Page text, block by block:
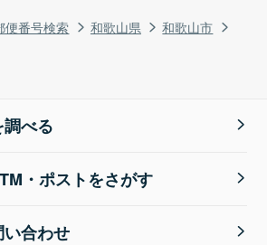
便番号検索 和歌山県
和歌山市
べる
・ポストをさがす
合わせ